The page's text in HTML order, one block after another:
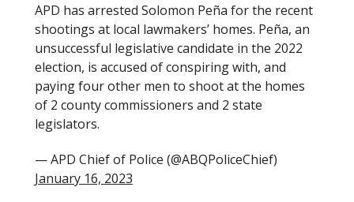
APD has arrested Solomon Peña for the recent
shootings at local lawmakers’ homes. Peña, an
unsuccessful legislative candidate in the 2022
election, is accused of conspiring with, and
paying four other men to shoot at the homes
of 2 county commissioners and 2 state
legislators.
— APD Chief of Police (@ABQPoliceChief)
January 16, 2023